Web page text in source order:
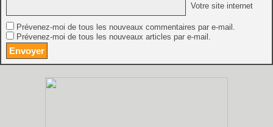
Votre site internet
Prévenez-moi de tous les nouveaux commentaires par e-mail.
Prévenez-moi de tous les nouveaux articles par e-mail.